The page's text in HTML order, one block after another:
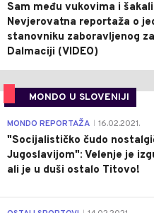
Sam među vukovima i
Nevjerovatna reportaža o
stanovniku zaboravljenog
Dalmaciji (VIDEO)
MONDO U SLOVENIJI
MONDO REPORTAŽA 16.02.2021.
"Socijalističko čudo
Jugoslavijom": Velenje je
ali je u duši ostalo Titovo!